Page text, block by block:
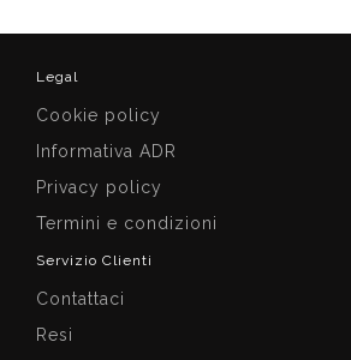
Legal
Cookie policy
Informativa ADR
Privacy policy
Termini e condizioni
Servizio Clienti
Contattaci
Resi